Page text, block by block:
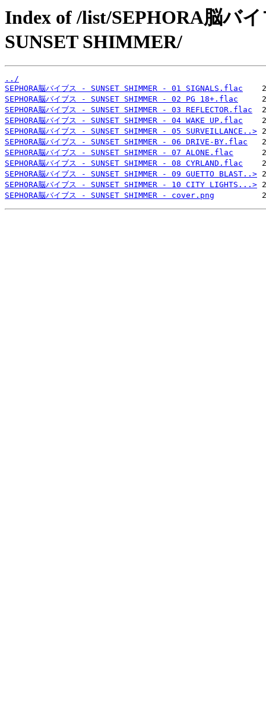
Index of /list/SEPHORA脳バ
SUNSET SHIMMER/
../
SEPHORA脳バイブス - SUNSET SHIMMER - 01 SIGNALS.flac
SEPHORA脳バイブス - SUNSET SHIMMER - 02 PG 18+.flac
SEPHORA脳バイブス - SUNSET SHIMMER - 03 REFLECTOR.flac
SEPHORA脳バイブス - SUNSET SHIMMER - 04 WAKE UP.flac
SEPHORA脳バイブス - SUNSET SHIMMER - 05 SURVEILLANCE..>
SEPHORA脳バイブス - SUNSET SHIMMER - 06 DRIVE-BY.flac
SEPHORA脳バイブス - SUNSET SHIMMER - 07 ALONE.flac
SEPHORA脳バイブス - SUNSET SHIMMER - 08 CYRLAND.flac
SEPHORA脳バイブス - SUNSET SHIMMER - 09 GUETTO BLAST..>
SEPHORA脳バイブス - SUNSET SHIMMER - 10 CITY LIGHTS...>
SEPHORA脳バイブス - SUNSET SHIMMER - cover.png